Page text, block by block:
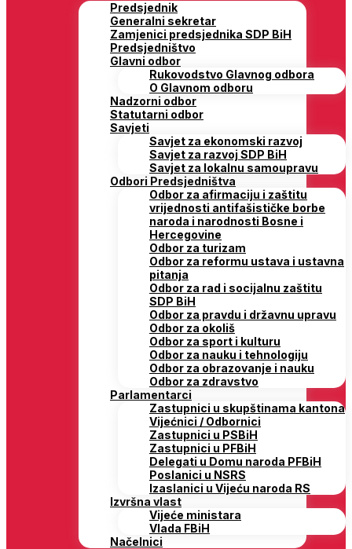
Predsjednik
Generalni sekretar
Zamjenici predsjednika SDP BiH
Predsjedništvo
Glavni odbor
Rukovodstvo Glavnog odbora
O Glavnom odboru
Nadzorni odbor
Statutarni odbor
Savjeti
Savjet za ekonomski razvoj
Savjet za razvoj SDP BiH
Savjet za lokalnu samoupravu
Odbori Predsjedništva
Odbor za afirmaciju i zaštitu
vrijednosti antifašističke borbe
naroda i narodnosti Bosne i
Hercegovine
Odbor za turizam
Odbor za reformu ustava i ustavna
pitanja
Odbor za rad i socijalnu zaštitu
SDP BiH
Odbor za pravdu i državnu upravu
Odbor za okoliš
Odbor za sport i kulturu
Odbor za nauku i tehnologiju
Odbor za obrazovanje i nauku
Odbor za zdravstvo
Parlamentarci
Zastupnici u skupštinama kantona
Vijećnici / Odbornici
Zastupnici u PSBiH
Zastupnici u PFBiH
Delegati u Domu naroda PFBiH
Poslanici u NSRS
Izaslanici u Vijeću naroda RS
Izvršna vlast
Vijeće ministara
Vlada FBiH
Načelnici